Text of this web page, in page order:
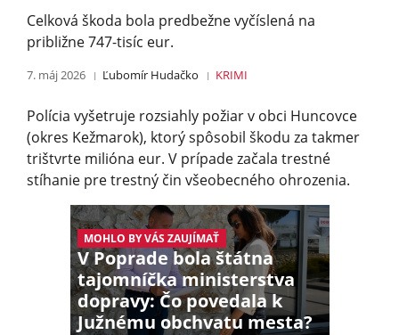
Celková škoda bola predbežne vyčíslená na
približne 747-tisíc eur.
7. máj 2026 Ľubomír Hudačko KRIMI
Polícia vyšetruje rozsiahly požiar v obci Huncovce
(okres Kežmarok), ktorý spôsobil škodu za takmer
trištvrte milióna eur. V prípade začala trestné
stíhanie pre trestný čin všeobecného ohrozenia.
MOHLO BY VÁS ZAUJÍMAŤ
V Poprade bola štátna
tajomníčka ministerstva
dopravy: Čo povedala k
Južnému obchvatu mesta?